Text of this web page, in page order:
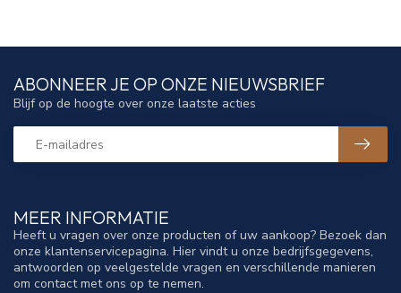
MEER INFORMATIE
Heeft u vragen over onze producten of uw aankoop? Bezoek dan
onze klantenservicepagina. Hier vindt u onze bedrijfsgegevens,
antwoorden op veelgestelde vragen en verschillende manieren
om contact met ons op te nemen.
ABONNEER JE OP ONZE NIEUWSBRIEF
Blijf op de hoogte over onze laatste acties